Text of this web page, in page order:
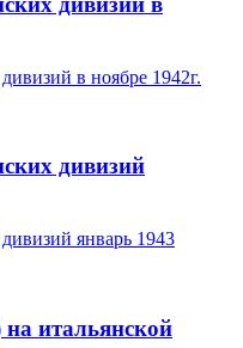
дивизий
итальянской